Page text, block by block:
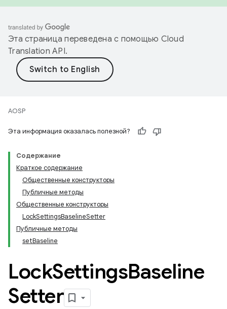
Эта страница переведена с помощью Cloud
Translation API.
AOSP
Эта информация оказалась полезной?
Содержание
Краткое содержание
Общественные конструкторы
Публичные методы
Общественные конструкторы
LockSettingsBaselineSetter
Публичные методы
setBaseline
LockSettingsBaseline
Setter